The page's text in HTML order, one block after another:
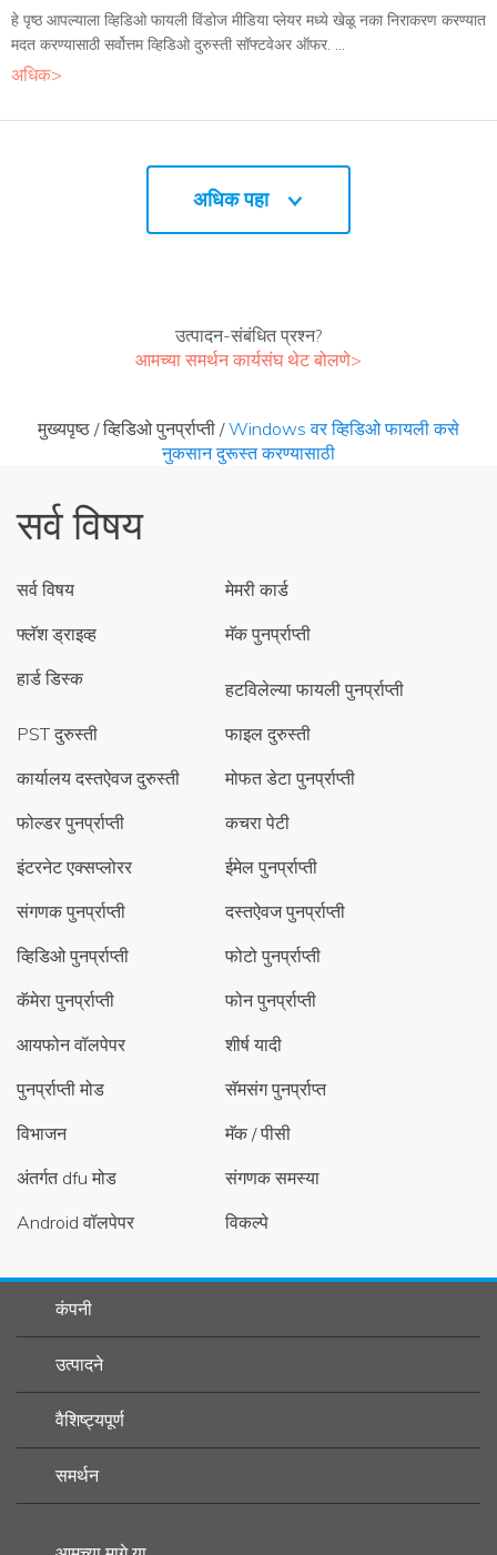
हे पृष्ठ आपल्याला व्हिडिओ फायली विंडोज मीडिया प्लेयर मध्ये खेळू नका निराकरण करण्यात
मदत करण्यासाठी सर्वोत्तम व्हिडिओ दुरुस्ती सॉफ्टवेअर ऑफर. ...
अधिक>
अधिक पहा
उत्पादन-संबंधित प्रश्न?
आमच्या समर्थन कार्यसंघ थेट बोलणे>
मुख्यपृष्ठ /व्हिडिओ पुनर्प्राप्ती /Windows वर व्हिडिओ फायली कसे
नुकसान दुरूस्त करण्यासाठी
सर्व विषय
सर्व विषय
मेमरी कार्ड
फ्लॅश ड्राइव्ह
मॅक पुनर्प्राप्ती
हार्ड डिस्क
हटविलेल्या फायली पुनर्प्राप्ती
PST दुरुस्ती
फाइल दुरुस्ती
कार्यालय दस्तऐवज दुरुस्ती
मोफत डेटा पुनर्प्राप्ती
फोल्डर पुनर्प्राप्ती
कचरा पेटी
इंटरनेट एक्सप्लोरर
ईमेल पुनर्प्राप्ती
संगणक पुनर्प्राप्ती
दस्तऐवज पुनर्प्राप्ती
व्हिडिओ पुनर्प्राप्ती
फोटो पुनर्प्राप्ती
कॅमेरा पुनर्प्राप्ती
फोन पुनर्प्राप्ती
आयफोन वॉलपेपर
शीर्ष यादी
पुनर्प्राप्ती मोड
सॅमसंग पुनर्प्राप्त
विभाजन
मॅक / पीसी
अंतर्गत dfu मोड
संगणक समस्या
Android वॉलपेपर
विकल्पे
कंपनी
उत्पादने
वैशिष्ट्यपूर्ण
समर्थन